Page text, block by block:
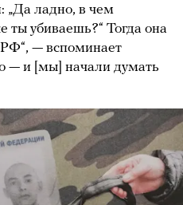
„Да ладно, в чем
ты убиваешь?“ Тогда она
— вспоминает
— и [мы] начали думать